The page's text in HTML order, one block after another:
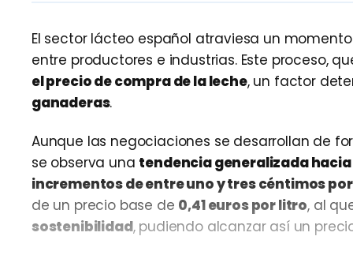
El sector lácteo español atraviesa un
entre productores e industrias. Este proceso,
el precio de compra de la leche, un factor
ganaderas.
Aunque las negociaciones se desarrollan de
se observa una tendencia generalizada
incrementos de entre uno y tres céntimos
de un precio base de 0,41 euros por litro, al
sostenibilidad, pudiendo alcanzar así un